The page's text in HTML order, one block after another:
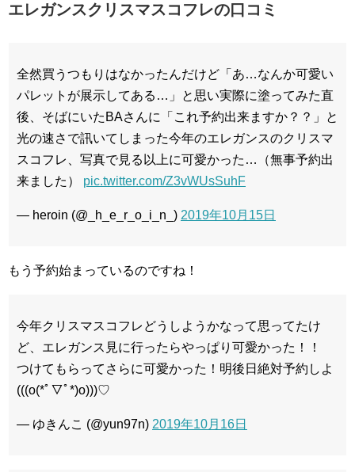
エレガンスクリスマスコフレの口コミ
全然買うつもりはなかったんだけど「あ…なんか可愛い
パレットが展示してある…」と思い実際に塗ってみた直
後、そばにいたBAさんに「これ予約出来ますか？？」と
光の速さで訊いてしまった今年のエレガンスのクリスマ
スコフレ、写真で見る以上に可愛かった…（無事予約出
来ました） pic.twitter.com/Z3vWUsSuhF
— heroin (@_h_e_r_o_i_n_) 2019年10月15日
もう予約始まっているのですね！
今年クリスマスコフレどうしようかなって思ってたけ
ど、エレガンス見に行ったらやっぱり可愛かった！！
つけてもらってさらに可愛かった！明後日絶対予約しよ
(((o(*ﾟ▽ﾟ*)o)))♡
— ゆきんこ (@yun97n) 2019年10月16日